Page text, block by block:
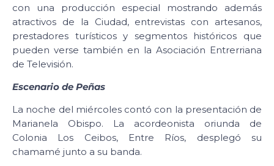
con una producción especial mostrando además
atractivos de la Ciudad, entrevistas con artesanos,
prestadores turísticos y segmentos históricos que
pueden verse también en la Asociación Entrerriana
de Televisión.
Escenario de Peñas
La noche del miércoles contó con la presentación de
Marianela Obispo. La acordeonista oriunda de
Colonia Los Ceibos, Entre Ríos, desplegó su
chamamé junto a su banda.